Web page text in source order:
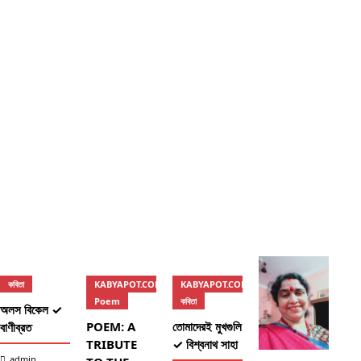
কবিতা
অলস বিকেল ✓
বাণীব্রত
KABYAPOT.COM
Poem
POEM: A
TRIBUTE
KABYAPOT.COM
কবিতা
তোমাদেরই মুখগুলি
✓ বিশ্বনাথ সাহা